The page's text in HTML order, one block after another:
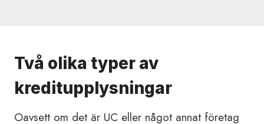
Två olika typer av
kreditupplysningar
Oavsett om det är UC eller något annat företag